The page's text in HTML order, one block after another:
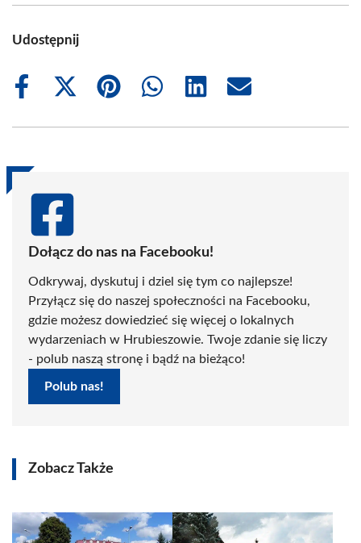
Udostępnij
Share
Share
(Twitter)
Share
Share
Share
Share
Dołącz do nas na Facebooku!
Odkrywaj, dyskutuj i dziel się tym co najlepsze!
Przyłącz się do naszej społeczności na Facebooku,
gdzie możesz dowiedzieć się więcej o lokalnych
wydarzeniach w Hrubieszowie. Twoje zdanie się liczy
- polub naszą stronę i bądź na bieżąco!
Polub nas!
Zobacz Także